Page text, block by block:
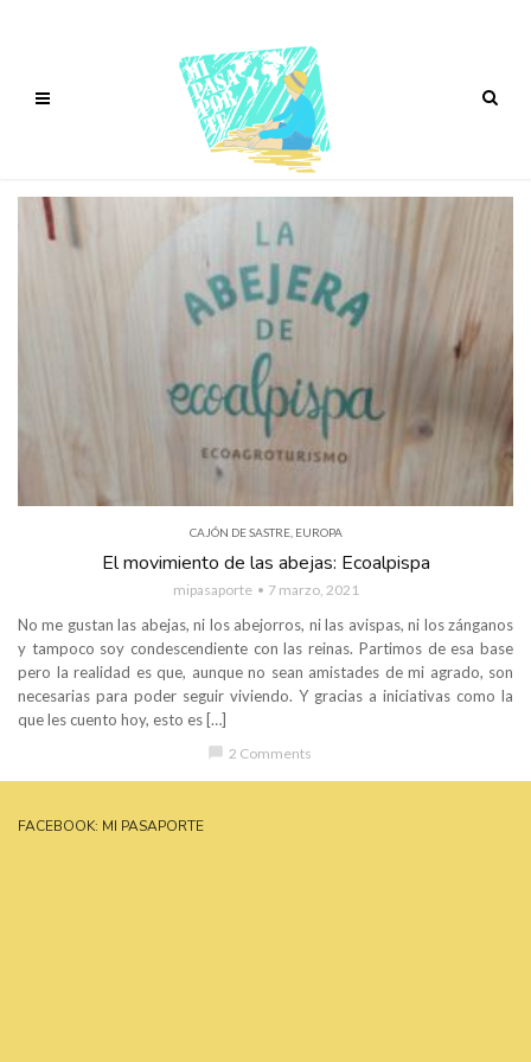
CAJÓN DE SASTRE, EUROPA
El movimiento de las abejas: Ecoalpispa
mipasaporte 7 marzo, 2021
No me gustan las abejas, ni los abejorros, ni las avispas, ni los zánganos
y tampoco soy condescendiente con las reinas. Partimos de esa base
pero la realidad es que, aunque no sean amistades de mi agrado, son
necesarias para poder seguir viviendo. Y gracias a iniciativas como la
que les cuento hoy, esto es […]
chat_bubble 2 Comments
FACEBOOK: MI PASAPORTE